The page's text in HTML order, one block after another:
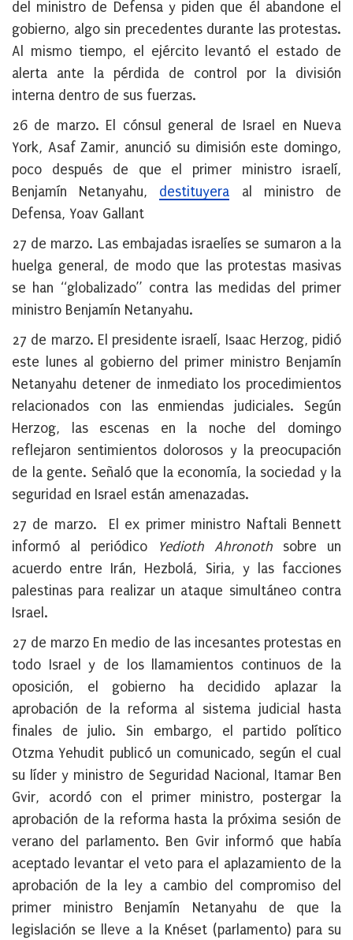
del ministro de Defensa y piden que él abandone el
gobierno, algo sin precedentes durante las protestas.
Al mismo tiempo, el ejército levantó el estado de
alerta ante la pérdida de control por la división
interna dentro de sus fuerzas.
26 de marzo. El cónsul general de Israel en Nueva
York, Asaf Zamir, anunció su dimisión este domingo,
poco después de que el primer ministro israelí,
Benjamín Netanyahu, destituyera al ministro de
Defensa, Yoav Gallant
27 de marzo. Las embajadas israelíes se sumaron a la
huelga general, de modo que las protestas masivas
se han “globalizado” contra las medidas del primer
ministro Benjamín Netanyahu.
27 de marzo. El presidente israelí, Isaac Herzog, pidió
este lunes al gobierno del primer ministro Benjamín
Netanyahu detener de inmediato los procedimientos
relacionados con las enmiendas judiciales. Según
Herzog,
las escenas en la noche del domingo
reflejaron sentimientos dolorosos y la preocupación
de la gente. Señaló que a economía, la sociedad y la
seguridad en Israel están amenazadas.
27 de marzo. El ex primer ministro Naftali Bennett
informó al periódico
Yedioth Ahronoth sobre un
acuerdo entre Irán, Hezbolá, Siria, y las facciones
palestinas para realizar un ataque simultáneo contra
Israel.
27 de marzo En medio de las incesantes protestas en
todo Israel y de los llamamientos continuos de la
oposición, el gobierno ha decidido aplazar la
aprobación de la reforma al sistema judicial hasta
finales de julio. Sin embargo, el partido político
Otzma Yehudit publicó un comunicado, según el cual
su líder y ministro de Seguridad Nacional, Itamar Ben
Gvir, acordó con el primer ministro, postergar la
aprobación de la reforma hasta la próxima sesión de
verano del parlamento. Ben Gvir informó que había
aceptado levantar el veto para el aplazamiento de la
aprobación de la ley a cambio del compromiso del
primer ministro Benjamín Netanyahu de que la
legislación se lleve a la Knéset (parlamento) para su